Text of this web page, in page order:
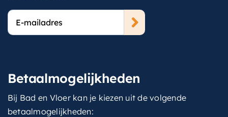
E-
mailadres
Betaalmogelijkheden
Bij Bad en Vloer kan je kiezen uit de volgende
betaalmogelijkheden: